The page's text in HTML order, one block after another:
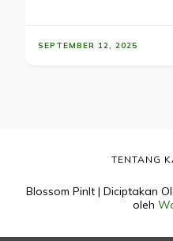
SEPTEMBER 12, 2025
Blossom PinIt | Diciptakan
oleh
TENTANG